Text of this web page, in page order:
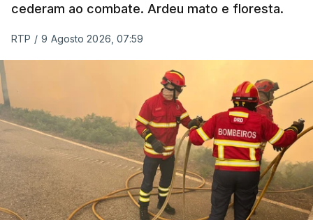
cederam ao combate. Ardeu mato e floresta.
RTP / 9 Agosto 2026, 07:59